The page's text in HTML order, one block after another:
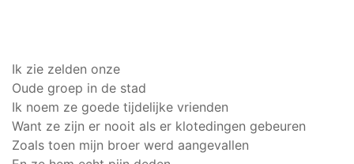
Ik zie zelden onze
Oude groep in de stad
Ik noem ze goede tijdelijke vrienden
Want ze zijn er nooit als er klotedingen gebeuren
Zoals toen mijn broer werd aangevallen